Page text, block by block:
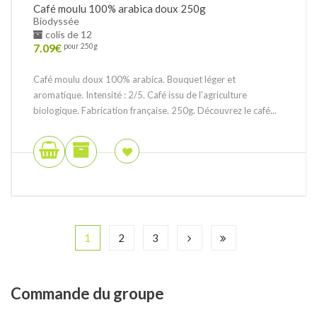
Café moulu 100% arabica doux 250g
Biodyssée
colis de 12
7.09€ pour 250g
Café moulu doux 100% arabica. Bouquet léger et
aromatique. Intensité : 2/5. Café issu de l'agriculture
biologique. Fabrication française. 250g. Découvrez le café...
1 2 3
Commande du groupe